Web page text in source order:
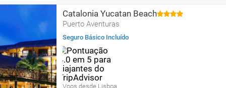
Catalonia Yucatan Beach
Puerto Aventuras
Seguro Básico Incluído
Voos desde Lisboa